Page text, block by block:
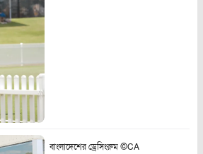
বাংলাদেশের ড্রেসিংরুম ©CA